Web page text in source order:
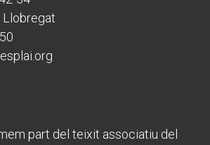
Llobregat
part del teixit associatiu del